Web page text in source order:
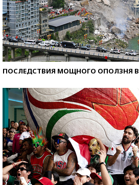
ПОСЛЕДСТВИЯ МОЩНОГО ОПОЛЗНЯ